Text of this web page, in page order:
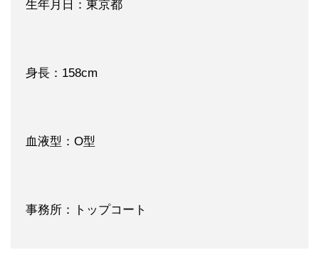
生年月日：東京都
身長：158cm
血液型：O型
事務所：トップコート